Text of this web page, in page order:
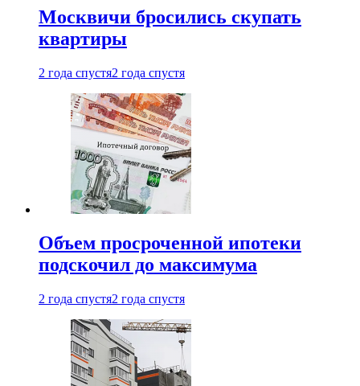
Москвичи бросились скупать
квартиры
2 года спустя2 года спустя
Объем просроченной ипотеки
подскочил до максимума
2 года спустя2 года спустя